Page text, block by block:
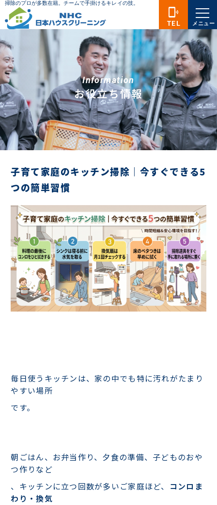
Information
お役立ち情報
子育て家庭のキッチン掃除｜今すぐできる5
つの簡単習慣
毎日使うキッチンは、家の中でも特に汚れがたまり
やすい場所
です。
朝ごはん、お弁当作り、夕食の準備、子どものおや
つ作りなど
、キッチンに立つ回数が多いご家庭ほど、 コンロま
わり・換気
phonelink_ring
TEL メニュー